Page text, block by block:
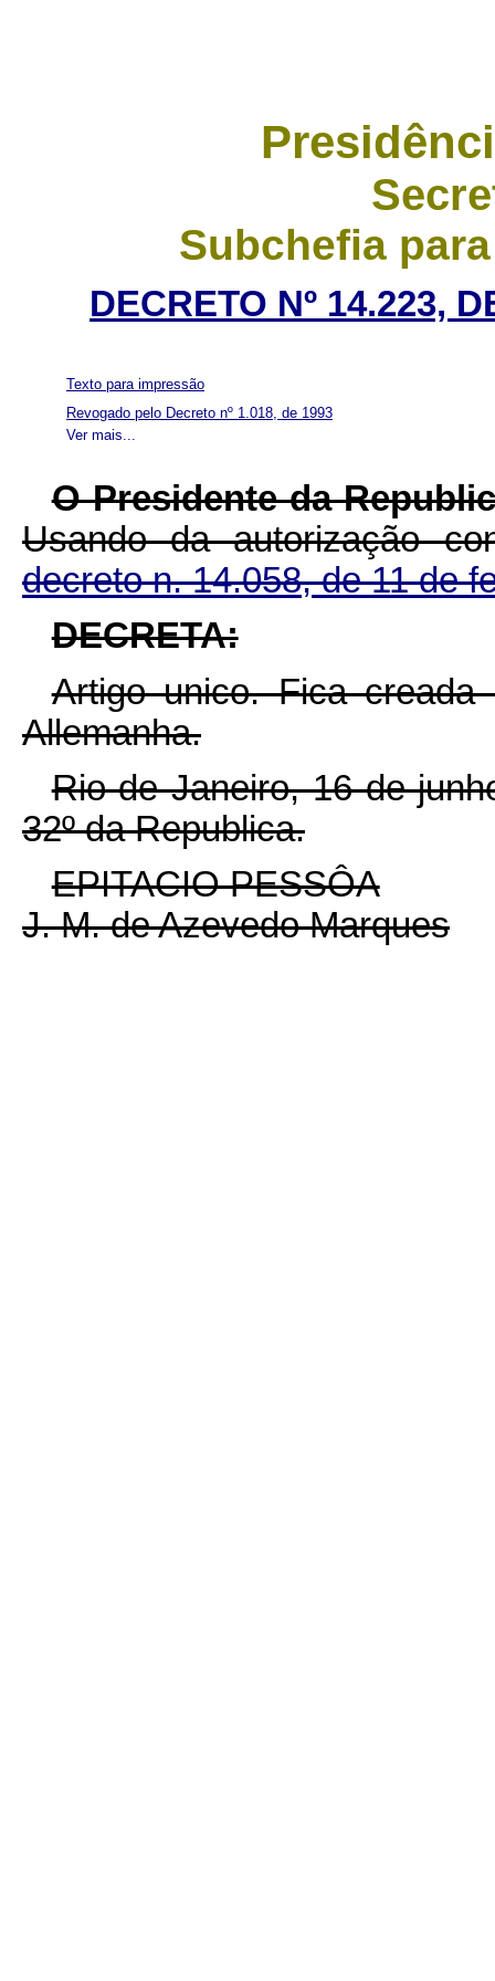
Subchefia
DECRETO Nº 14.223,
Ver mais...
Texto para impressão
Revogado pelo Decreto nº 1.018, de 1993
O Presidente da
Usando da autorização
decreto n. 14.058, de 11 de
DECRETA:
Artigo unico. Fica
Allemanha.
Rio de Janeiro, 16 de
32º da Republica.
EPITACIO PESSÔA
J. M. de Azevedo Marques